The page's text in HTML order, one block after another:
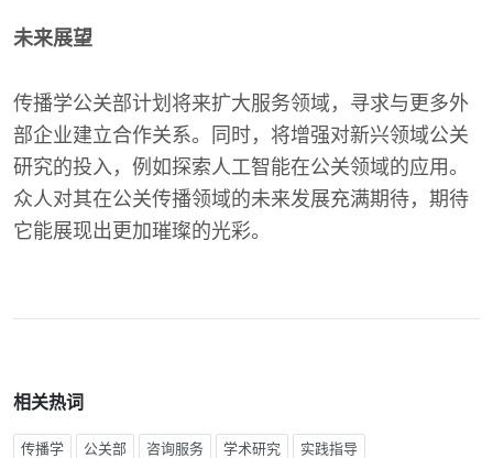
未来展望
传播学公关部计划将来扩大服务领域，寻求与更多外
部企业建立合作关系。同时，将增强对新兴领域公关
研究的投入，例如探索人工智能在公关领域的应用。
众人对其在公关传播领域的未来发展充满期待，期待
它能展现出更加璀璨的光彩。
相关热词
传播学 公关部 咨询服务 学术研究 实践指导